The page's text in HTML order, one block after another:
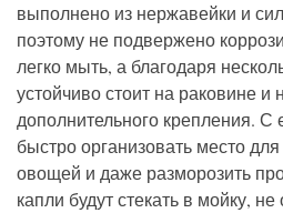
выполнено из нержавейки и
поэтому не подвержено
легко мыть, а благодаря
устойчиво стоит на раковине и
дополнительного крепления.
быстро организовать место
овощей и даже разморозить
капли будут стекать в мойку,